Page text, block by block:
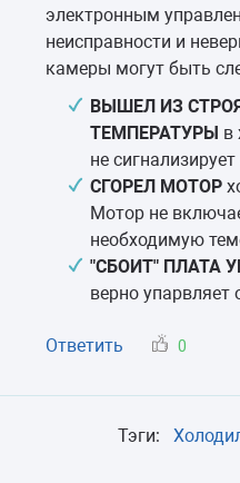
электронным
неисправности и
камеры могут быть
ВЫШЕЛ ИЗ
ТЕМПЕРАТУРЫ в
не
СГОРЕЛ МОТОР
Мотор не
необходимую
"СБОИТ" ПЛАТА
верно
Ответить 0
Тэги: